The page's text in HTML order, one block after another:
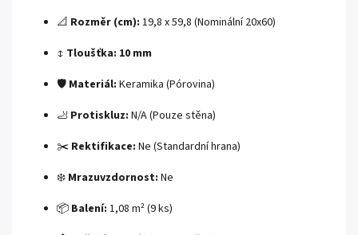
📐 Rozměr (cm): 19,8 x 59,8 (Nominální 20x60)
↕️ Tloušťka: 10 mm
🛡️ Materiál: Keramika (Pórovina)
🦶 Protiskluz: N/A (Pouze stěna)
✂️ Rektifikace: Ne (Standardní hrana)
❄️ Mrazuvzdornost: Ne
📦 Balení: 1,08 m² (9 ks)